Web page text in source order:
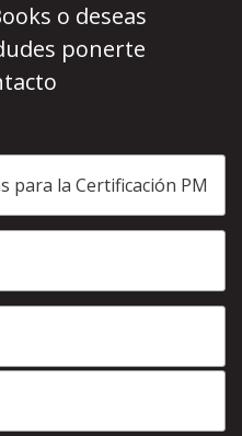
o deseas
ponerte